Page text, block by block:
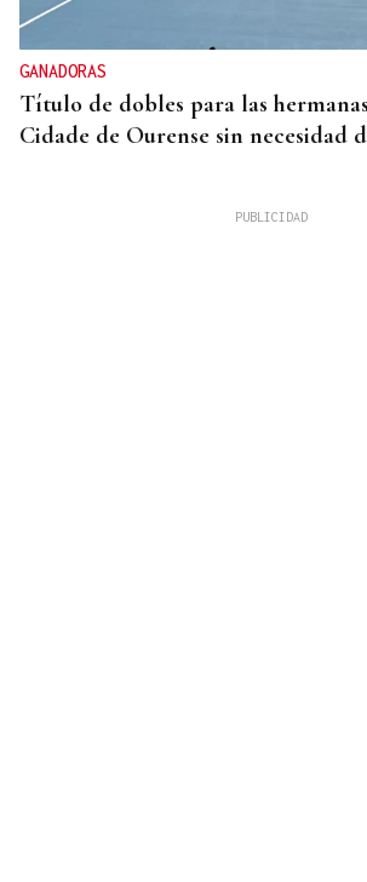
GANADORAS
Título de dobles para las
Cidade de Ourense sin necesidad